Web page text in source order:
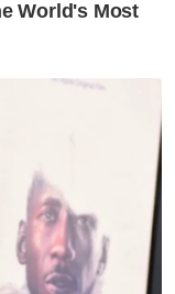
yang